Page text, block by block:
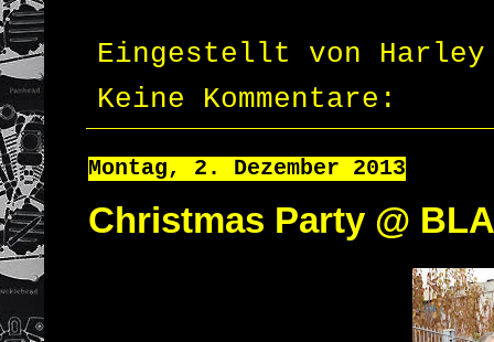
Eingestellt von
Keine Kommentare:
Montag, 2. Dezember 2013
Christmas Party @